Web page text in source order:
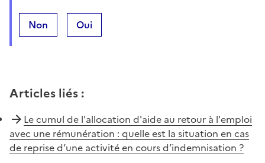
Non Oui
Articles liés :
Le cumul de l'allocation d'aide au retour à l'emploi
avec une rémunération : quelle est la situation en cas
de reprise d’une activité en cours d’indemnisation ?